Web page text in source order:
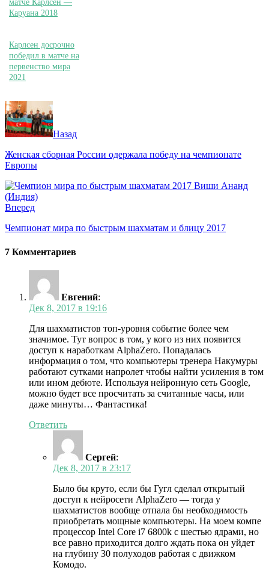
матче Карлсен —
Каруана 2018
Карлсен досрочно
победил в матче на
первенство мира
2021
Назад
Женская сборная России одержала победу на чемпионате
Европы
Вперед
Чемпионат мира по быстрым шахматам и блицу 2017
7 Комментариев
Евгений:
Дек 8, 2017 в 19:16
Для шахматистов топ-уровня событие более чем
значимое. Тут вопрос в том, у кого из них появится
доступ к наработкам AlphaZero. Попадалась
информация о том, что компьютеры тренера Накумуры
работают сутками напролет чтобы найти усиления в том
или ином дебюте. Используя нейронную сеть Google,
можно будет все просчитать за считанные часы, или
даже минуты… Фантастика!
Ответить
Сергей:
Дек 8, 2017 в 23:17
Было бы круто, если бы Гугл сделал открытый
доступ к нейросети AlphaZero — тогда у
шахматистов вообще отпала бы необходимость
приобретать мощные компьютеры. На моем компе
процессор Intel Core i7 6800k с шестью ядрами, но
все равно приходится долго ждать пока он уйдет
на глубину 30 полуходов работая с движком
Комодо.